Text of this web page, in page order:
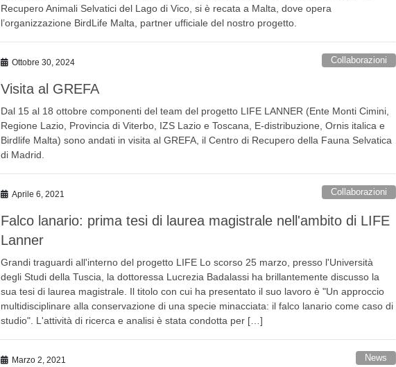
Recupero Animali Selvatici del Lago di Vico, si è recata a Malta, dove opera
l’organizzazione BirdLife Malta, partner ufficiale del nostro progetto.
Ottobre 30, 2024 Collaborazioni
Visita al GREFA
Dal 15 al 18 ottobre componenti del team del progetto LIFE LANNER (Ente Monti Cimini,
Regione Lazio, Provincia di Viterbo, IZS Lazio e Toscana, E-distribuzione, Ornis italica e
Birdlife Malta) sono andati in visita al GREFA, il Centro di Recupero della Fauna Selvatica
di Madrid.
Aprile 6, 2021 Collaborazioni
Falco lanario: prima tesi di laurea magistrale nell'ambito di LIFE
Lanner
Grandi traguardi all'interno del progetto LIFE Lo scorso 25 marzo, presso l'Università
degli Studi della Tuscia, la dottoressa Lucrezia Badalassi ha brillantemente discusso la
sua tesi di laurea magistrale. Il titolo con cui ha presentato il suo lavoro è "Un approccio
multidisciplinare alla conservazione di una specie minacciata: il falco lanario come caso di
studio". L'attività di ricerca e analisi è stata condotta per […]
Marzo 2, 2021 News